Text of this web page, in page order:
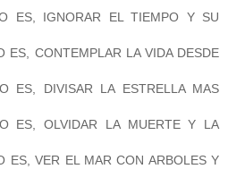
ES, IGNORAR EL TIEMPO Y SU
ES, CONTEMPLAR LA VIDA DESDE
ES, DIVISAR LA ESTRELLA MAS
ES, OLVIDAR LA MUERTE Y LA
ES, VER EL MAR CON ARBOLES Y